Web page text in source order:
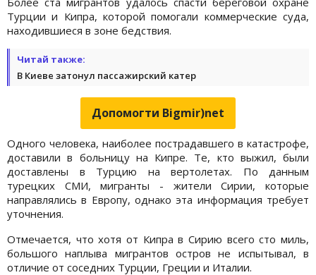
Турции и Кипра, которой помогали коммерческие суда,
находившиеся в зоне бедствия.
Читай также:
В Киеве затонул пассажирский катер
Допомогти Bigmir)net
Одного человека, наиболее пострадавшего в катастрофе,
доставили в больницу на Кипре. Те, кто выжил, были
доставлены в Турцию на вертолетах. По данным
турецких СМИ, мигранты - жители Сирии, которые
направлялись в Европу, однако эта информация требует
уточнения.
Отмечается, что хотя от Кипра в Сирию всего сто миль,
большого наплыва мигрантов остров не испытывал, в
отличие от соседних Турции, Греции и Италии.